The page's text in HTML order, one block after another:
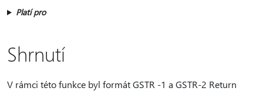
Platí pro
Shrnutí
V rámci této funkce byl formát GSTR -1 a GSTR-2 Return